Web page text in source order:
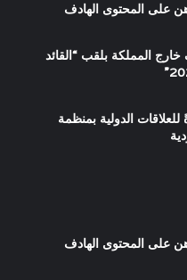
على المحتوى الهادف
خارج المملكة بلقب “القائد
الدولية بمنظمة
على المحتوى الهادف